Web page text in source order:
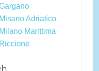
Adriatico
Marittima